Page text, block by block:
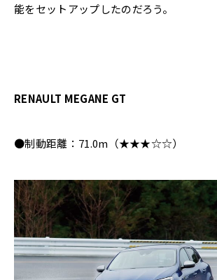
能をセットアップしたのだろう。
RENAULT MEGANE GT
●制動距離：71.0m（★★★☆☆）